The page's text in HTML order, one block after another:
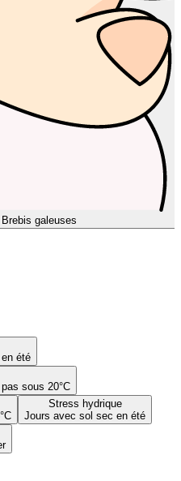
Brebis galeuses
été
sous 20°C
Stress hydrique
Jours avec sol sec en été